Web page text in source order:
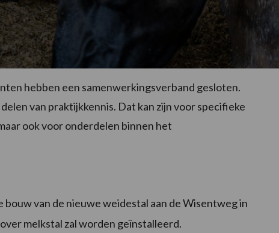
hebben een samenwerkingsverband gesloten.
van praktijkkennis. Dat kan zijn voor specifieke
ook voor onderdelen binnen het
van de nieuwe weidestal aan de Wisentweg in
melkstal zal worden geïnstalleerd.